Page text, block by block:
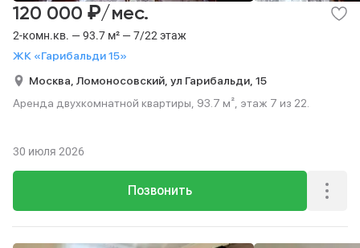
2-комн.кв. — 93.7 м² — 7/22 этаж
ЖК «Гарибальди 15»
120 000 ₽/мес.
Москва, Ломоносовский, ул Гарибальди, 15
Аренда двухкомнатной квартиры, 93.7 м², этаж 7 из 22.
Позвонить
30 июля 2026